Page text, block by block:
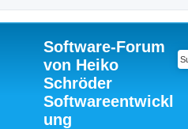
Software-Forum
von Heiko
Schröder
Softwareentwickl
ung